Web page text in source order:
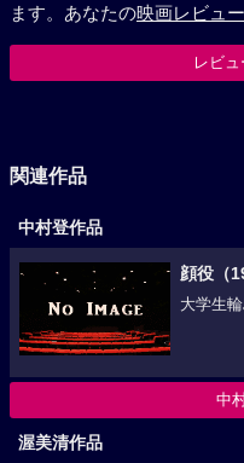
ます。あなたの映画レビュー
レビ
関連作品
中村登作品
顔役（
大学生
中
渥美清作品